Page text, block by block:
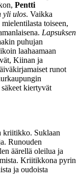
Pentti
yli ulos. Vaikka
toiseen,
Lapsuksen
puhujan
laahaamaan
Kiinan ja
runot
kiertyvät
kriitikko. Suklaan
Runouden
äärellä oleilua ja
Kriitikkona pyrin
ja oudoista